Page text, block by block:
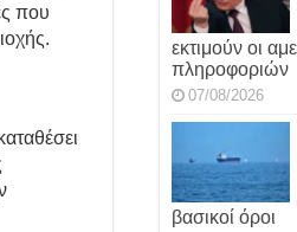
που
εκτιμούν οι
πληροφοριών
07/08/2026
βασικοί όροι